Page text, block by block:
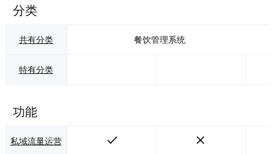
分类
共有分类 餐饮管理系统
特有分类
功能
私域流量运营